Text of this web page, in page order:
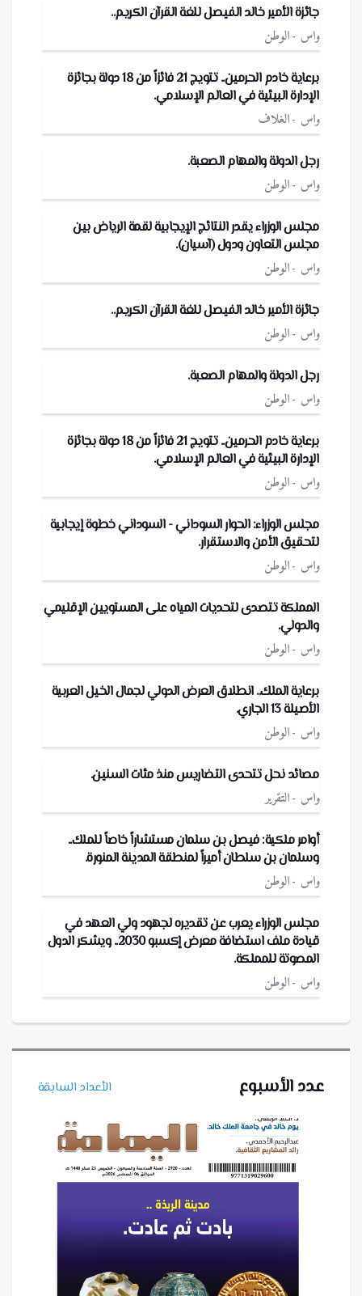
جائزة الأمير خالد الفيصل للغة القرآن الكريم..
واس الوطن
برعاية خادم الحرمين.. تتويج 21 فائزاً من 18 دولة بجائزة
الإدارة البيئية في العالم الإسلامي.
واس الغلاف
رجل الدولة والمهام الصعبة.
واس الوطن
مجلس الوزراء يقدر النتائج الإيجابية لقمة الرياض بين
مجلس التعاون ودول (آسيان).
واس الوطن
جائزة الأمير خالد الفيصل للغة القرآن الكريم..
واس الوطن
رجل الدولة والمهام الصعبة.
واس الوطن
برعاية خادم الحرمين.. تتويج 21 فائزاً من 18 دولة بجائزة
الإدارة البيئية في العالم الإسلامي.
واس الوطن
مجلس الوزراء: الحوار السوداني - السوداني خطوة إيجابية
لتحقيق الأمن والاستقرار.
واس الوطن
المملكة تتصدى لتحديات المياه على المستويين الإقليمي
والدولي.
واس الوطن
برعاية الملك.. انطلاق العرض الدولي لجمال الخيل العربية
الأصيلة 13 الجاري.
واس الوطن
مصائد نحل تتحدى التضاريس منذ مئات السنين.
واس التقرير
أوامر ملكية: فيصل بن سلمان مستشاراً خاصاً للملك..
وسلمان بن سلطان أميراً لمنطقة المدينة المنورة.
واس الوطن
مجلس الوزراء يعرب عن تقديره لجهود ولي العهد في
قيادة ملف استضافة معرض إكسبو 2030.. ويشكر الدول
المصوتة للمملكة.
واس الوطن
عدد الأسبوع الأعداد السابقة